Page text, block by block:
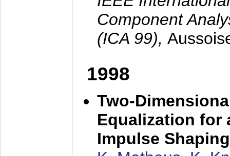
Component
(ICA 99),
1998
Two-
Equalization for
Impulse